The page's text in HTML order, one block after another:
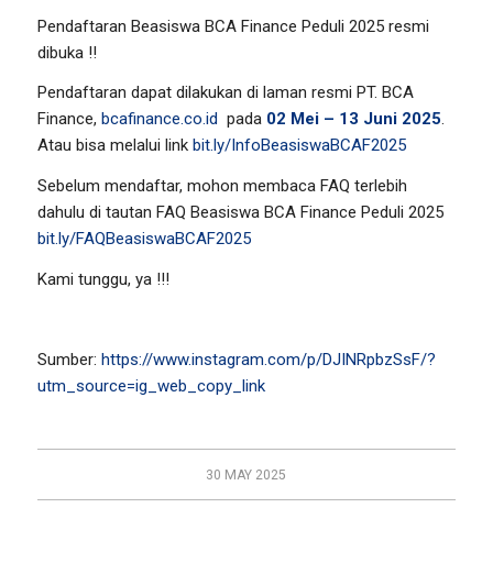
Pendaftaran Beasiswa BCA Finance Peduli 2025 resmi
dibuka !!
Pendaftaran dapat dilakukan di laman resmi PT. BCA
Finance, bcafinance.co.id pada 02 Mei – 13 Juni 2025.
Atau bisa melalui link bit.ly/InfoBeasiswaBCAF2025
Sebelum mendaftar, mohon membaca FAQ terlebih
dahulu di tautan FAQ Beasiswa BCA Finance Peduli 2025
bit.ly/FAQBeasiswaBCAF2025
Kami tunggu, ya !!!
Sumber: https://www.instagram.com/p/DJINRpbzSsF/?
utm_source=ig_web_copy_link
30 MAY 2025